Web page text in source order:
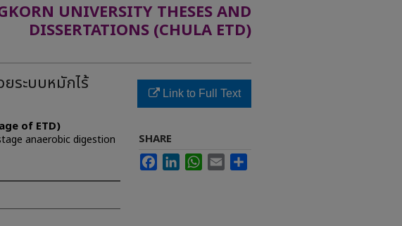
UNIVERSITY THESES AND
DISSERTATIONS (CHULA ETD)
ระบบหมักไร้
of ETD)
anaerobic digestion
Link to Full Text
SHARE
FacebookLinkedInWhatsApp
Email